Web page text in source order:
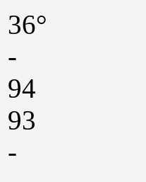
36°
-
94
93
-